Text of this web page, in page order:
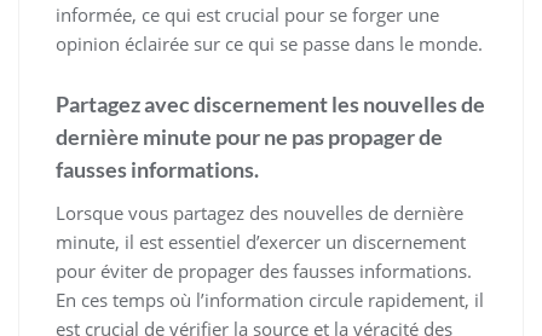
informée, ce qui est crucial pour se forger une
opinion éclairée sur ce qui se passe dans le monde.
Partagez avec discernement les nouvelles de
dernière minute pour ne pas propager de
fausses informations.
Lorsque vous partagez des nouvelles de dernière
minute, il est essentiel d’exercer un discernement
pour éviter de propager des fausses informations.
En ces temps où l’information circule rapidement, il
est crucial de vérifier la source et la véracité des